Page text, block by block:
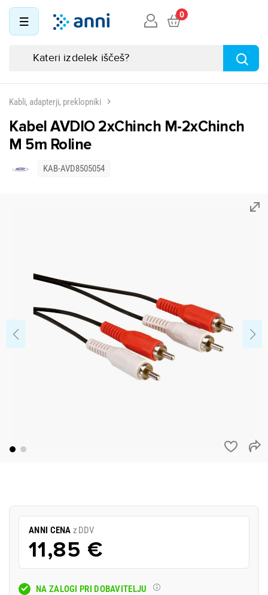
0
Kabli, adapterji, preklopniki
Kabel AVDIO 2xChinch M-2xChinch
M 5m Roline
KAB-AVD8505054
ANNI CENA z DDV
11,85 €
NA ZALOGI PRI DOBAVITELJU